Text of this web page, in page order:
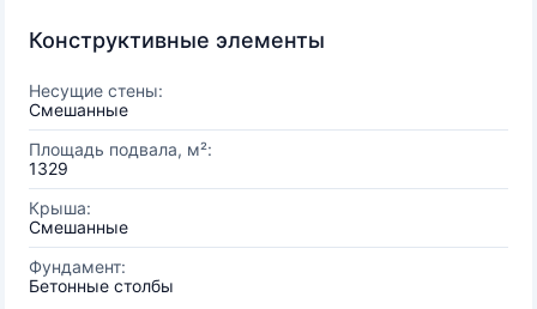
Конструктивные элементы
Несущие стены:
Смешанные
Площадь подвала, м²:
1329
Крыша:
Смешанные
Фундамент:
Бетонные столбы